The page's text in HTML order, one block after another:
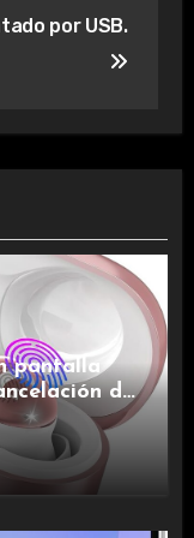
por USB.
pantalla
de
duración.